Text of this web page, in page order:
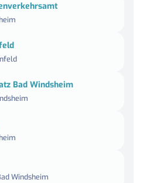
Bad Windsheim
Windsheim